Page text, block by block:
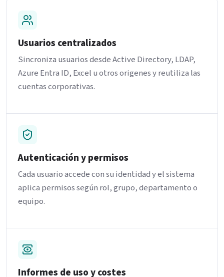
Usuarios centralizados
Sincroniza usuarios desde Active Directory, LDAP,
Azure Entra ID, Excel u otros origenes y reutiliza las
cuentas corporativas.
Autenticación y permisos
Cada usuario accede con su identidad y el sistema
aplica permisos según rol, grupo, departamento o
equipo.
Informes de uso y costes